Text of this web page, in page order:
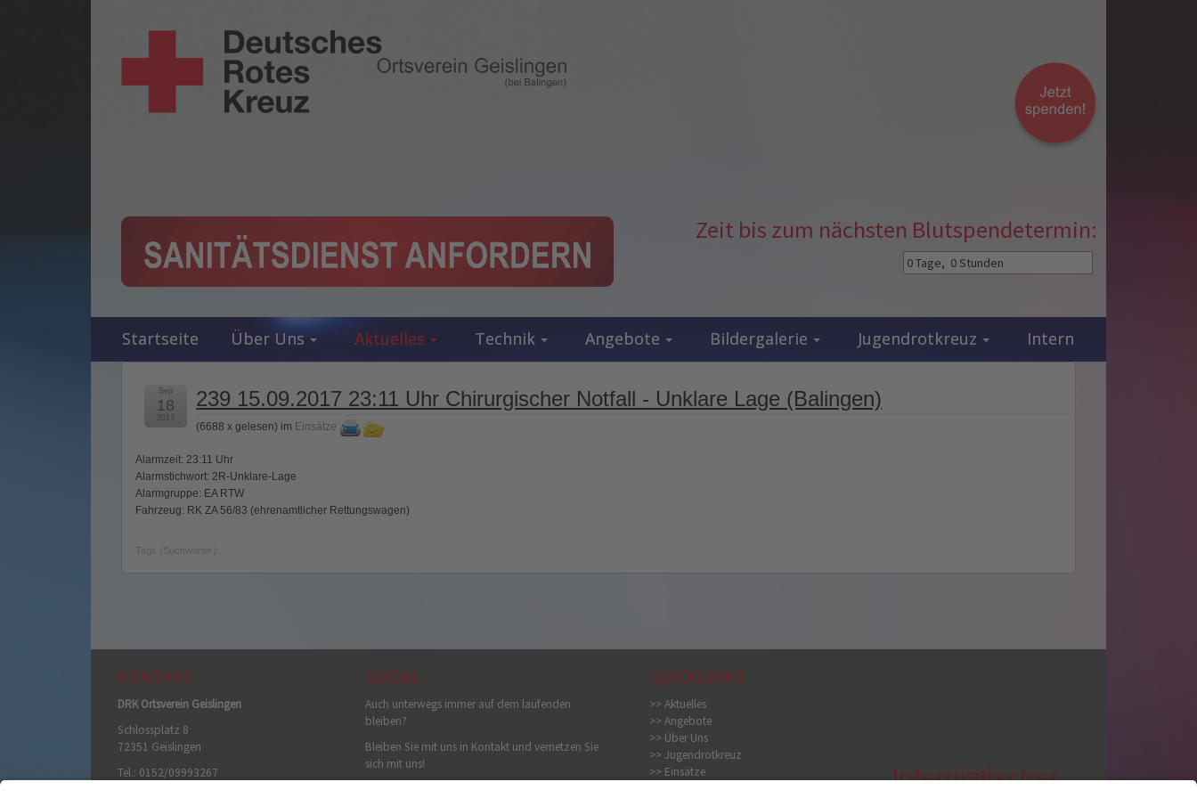
Zeit bis zum nächsten Blutspendetermin:
Startseite Über Uns Aktuelles Technik Angebote Bildergalerie Jugendrotkreuz Intern
239 15.09.2017 23:11 Uhr Chirurgischer Notfall - Unklare Lage (Balingen)
(6688 x gelesen) im Einsätze
Sep
18
2017
Alarmzeit: 23:11 Uhr
Alarmstichwort: 2R-Unklare-Lage
Alarmgruppe: EA RTW
Fahrzeug: RK ZA 56/83 (ehrenamtlicher Rettungswagen)
Tags (Suchwörter):
KONTAKT
DRK Ortsverein Geislingen
Schlossplatz 8
72351 Geislingen
Tel.: 0152/09993267
SOCIAL
Auch unterwegs immer auf dem laufenden
bleiben?
Bleiben Sie mit uns in Kontakt und vernetzen Sie
sich mit uns!
QUICKLINKS
>> Aktuelles
>> Angebote
>> Über Uns
>> Jugendrotkreuz
>> Einsätze
Internistischer